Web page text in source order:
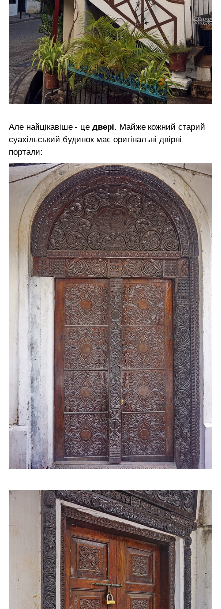
Але найцікавіше - це двері. Майже кожний старий
суахільський будинок має оригінальні двірні
портали: